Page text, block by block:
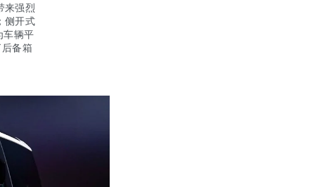
来强烈
侧开式
车辆平
备箱